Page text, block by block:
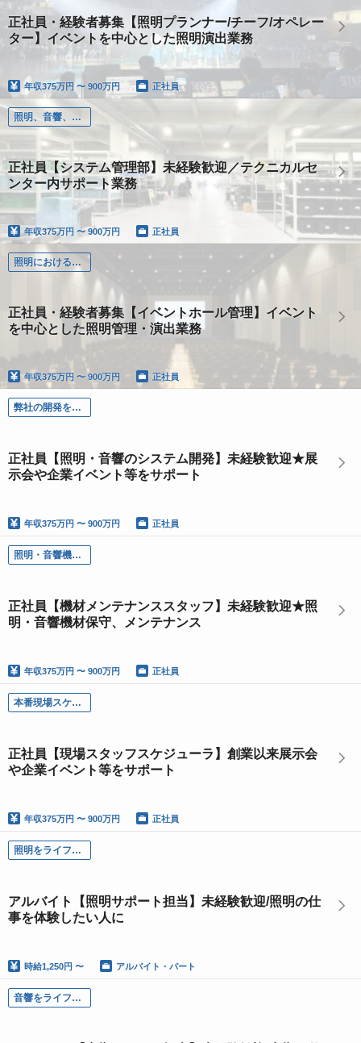
正社員・経験者募集【照明プランナー/チーフ/オペレー
ター】イベントを中心とした照明演出業務
年収375万円 〜 900万円 正社員
照明、音響、配信機材を取り扱う業務
正社員【システム管理部】未経験歓迎／テクニカルセ
ンター内サポート業務
年収375万円 〜 900万円 正社員
照明におけるホール管理業務
正社員・経験者募集【イベントホール管理】イベント
を中心とした照明管理・演出業務
年収375万円 〜 900万円 正社員
弊社の開発を一手に担う開発部門
正社員【照明・音響のシステム開発】未経験歓迎★展
示会や企業イベント等をサポート
年収375万円 〜 900万円 正社員
照明・音響機材保守、メンテナンスする部門
正社員【機材メンテナンススタッフ】未経験歓迎★照
明・音響機材保守、メンテナンス
年収375万円 〜 900万円 正社員
本番現場スケジューラー
正社員【現場スタッフスケジューラ】創業以来展示会
や企業イベント等をサポート
年収375万円 〜 900万円 正社員
照明をライフワークとできるかの判断材料として
アルバイト【照明サポート担当】未経験歓迎/照明の仕
事を体験したい人に
時給1,250円 〜 アルバイト・パート
音響をライフワークとできるかの判断材料として